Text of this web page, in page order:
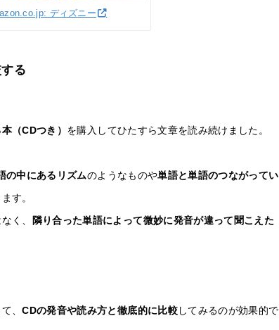
ディズニー
る
（CDつき） を購入してひたすら文章を読み続けました。
の中にあるリズムのようなものや単語と単語のつながってい
す。
く、 隣り合った単語によって微妙に発音が違って聞こえた
て、CDの発音や読み方と徹底的に比較してみるのが効果的で